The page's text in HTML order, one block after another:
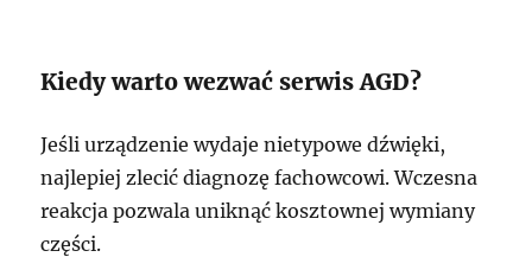
Kiedy warto wezwać serwis AGD?
Jeśli urządzenie wydaje nietypowe dźwięki,
najlepiej zlecić diagnozę fachowcowi. Wczesna
reakcja pozwala uniknąć kosztownej wymiany
części.